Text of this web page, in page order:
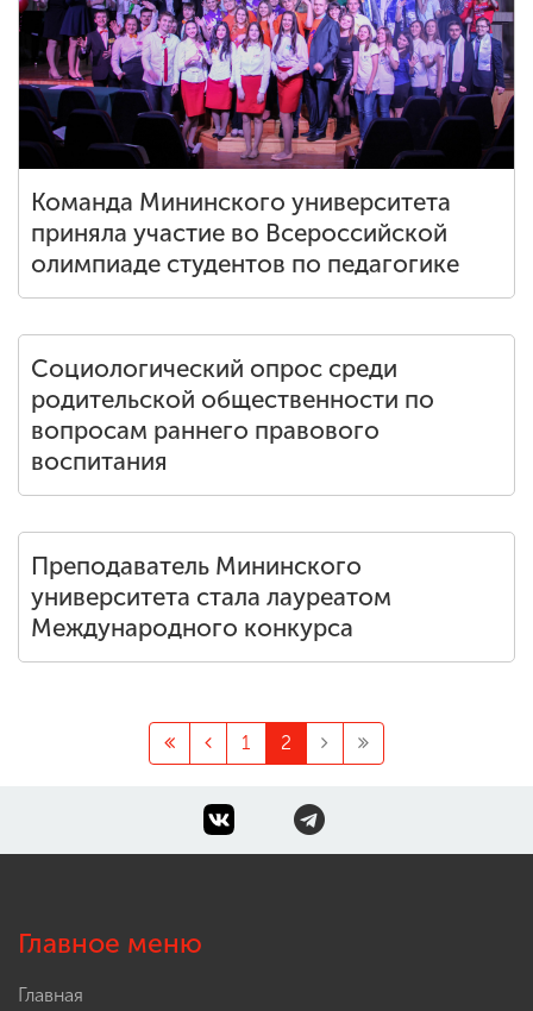
Команда Мининского университета
приняла участие во Всероссийской
олимпиаде студентов по педагогике
Социологический опрос среди
родительской общественности по
вопросам раннего правового
воспитания
Преподаватель Мининского
университета стала лауреатом
Международного конкурса
1 2
Главное меню
Главная